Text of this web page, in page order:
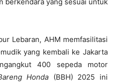
Lebaran, AHM memfasilitasi
yang kembali ke Jakarta
400 sepeda motor
Honda (BBH) 2025 ini